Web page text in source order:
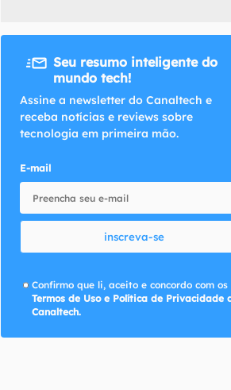
Seu resumo inteligente do
mundo tech!
Assine a newsletter do Canaltech e
receba notícias e reviews sobre
tecnologia em primeira mão.
E-mail
inscreva-se
Confirmo que li, aceito e concordo com os
Termos de Uso e Política de Privacidade
Canaltech.